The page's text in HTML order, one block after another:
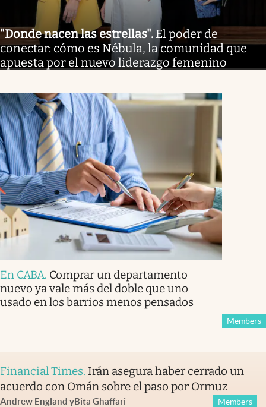
"Donde nacen las estrellas". El poder de
conectar: cómo es Nébula, la comunidad que
apuesta por el nuevo liderazgo femenino
En CABA. Comprar un departamento
nuevo ya vale más del doble que uno
usado en los barrios menos pensados
Members
Financial Times. Irán asegura haber cerrado un
acuerdo con Omán sobre el paso por Ormuz
Andrew England yBita Ghaffari Members